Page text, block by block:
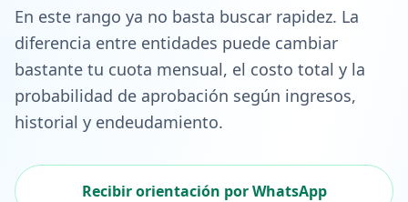
En este rango ya no basta buscar rapidez. La
diferencia entre entidades puede cambiar
bastante tu cuota mensual, el costo total y la
probabilidad de aprobación según ingresos,
historial y endeudamiento.
Recibir orientación por WhatsApp